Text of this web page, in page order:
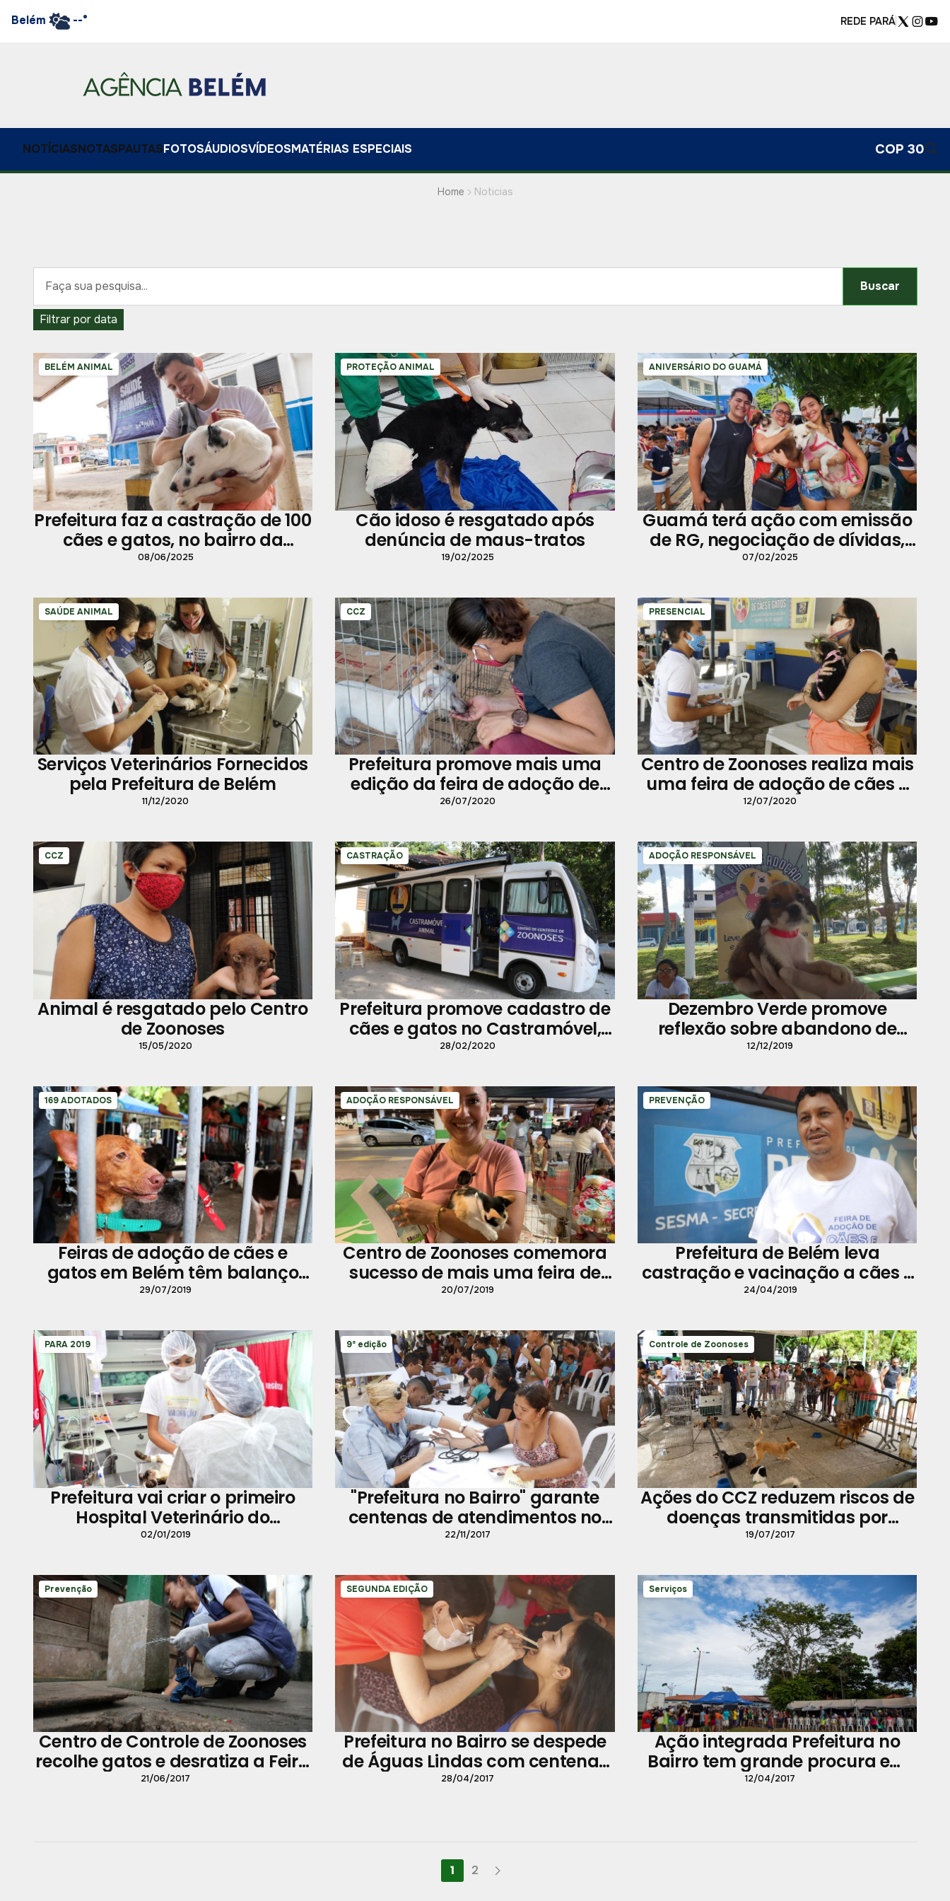
Belém --° REDE PARÁ
NOTÍCIASNOTASPAUTASFOTOSÁUDIOSVÍDEOSMATÉRIAS ESPECIAIS COP 30
Home Noticias
Buscar
Filtrar por data
BELÉM ANIMAL
Prefeitura faz a castração de 100
cães e gatos, no bairro da
Condor
08/06/2025
PROTEÇÃO ANIMAL
Cão idoso é resgatado após
denúncia de maus-tratos
19/02/2025
ANIVERSÁRIO DO GUAMÁ
Guamá terá ação com emissão
de RG, negociação de dívidas,
vacinação e mais
07/02/2025
SAÚDE ANIMAL
Serviços Veterinários Fornecidos
pela Prefeitura de Belém
11/12/2020
CCZ
Prefeitura promove mais uma
edição da feira de adoção de
cães e gatos
26/07/2020
PRESENCIAL
Centro de Zoonoses realiza mais
uma feira de adoção de cães e
gatos
12/07/2020
CCZ
Animal é resgatado pelo Centro
de Zoonoses
15/05/2020
CASTRAÇÃO
Prefeitura promove cadastro de
cães e gatos no Castramóvel,
estacionado no Ver-o-Rio
28/02/2020
ADOÇÃO RESPONSÁVEL
Dezembro Verde promove
reflexão sobre abandono de
animais e reforça a importância
12/12/2019
169 ADOTADOS
Feiras de adoção de cães e
gatos em Belém têm balanço
positivo no primeiro semestre
29/07/2019
ADOÇÃO RESPONSÁVEL
Centro de Zoonoses comemora
sucesso de mais uma feira de
adoção de cães e gatos
20/07/2019
PREVENÇÃO
Prefeitura de Belém leva
castração e vacinação a cães e
gatos em Outeiro
24/04/2019
PARA 2019
Prefeitura vai criar o primeiro
Hospital Veterinário do
município
02/01/2019
9ª edição
"Prefeitura no Bairro" garante
centenas de atendimentos no
Parque Verde
22/11/2017
Controle de Zoonoses
Ações do CCZ reduzem riscos de
doenças transmitidas por
animais em Belém
19/07/2017
Prevenção
Centro de Controle de Zoonoses
recolhe gatos e desratiza a Feira
da Pedreira
21/06/2017
SEGUNDA EDIÇÃO
Prefeitura no Bairro se despede
de Águas Lindas com centenas
de atendimentos
28/04/2017
Serviços
Ação integrada Prefeitura no
Bairro tem grande procura em
Outeiro
12/04/2017
1 2